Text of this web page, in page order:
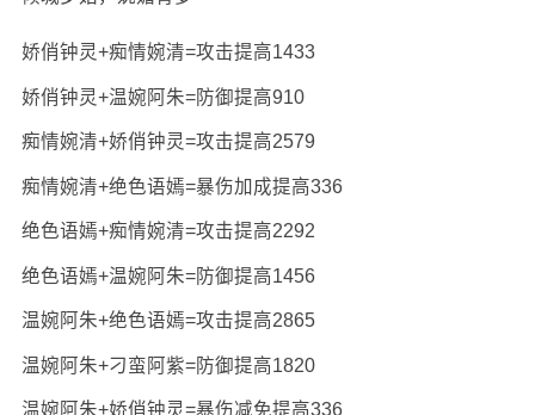
娇俏钟灵+痴情婉清=攻击提高1433
娇俏钟灵+温婉阿朱=防御提高910
痴情婉清+娇俏钟灵=攻击提高2579
痴情婉清+绝色语嫣=暴伤加成提高336
绝色语嫣+痴情婉清=攻击提高2292
绝色语嫣+温婉阿朱=防御提高1456
温婉阿朱+绝色语嫣=攻击提高2865
温婉阿朱+刁蛮阿紫=防御提高1820
温婉阿朱+娇俏钟灵=暴伤减免提高336